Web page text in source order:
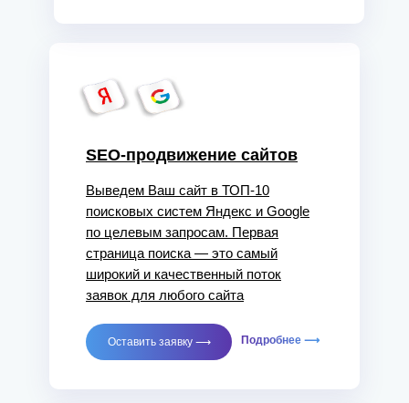
SEO-продвижение сайтов
Выведем Ваш сайт в ТОП-10
поисковых систем Яндекс и Google
по целевым запросам. Первая
страница поиска — это самый
широкий и качественный поток
заявок для любого сайта
Подробнее ⟶
Оставить заявку ⟶